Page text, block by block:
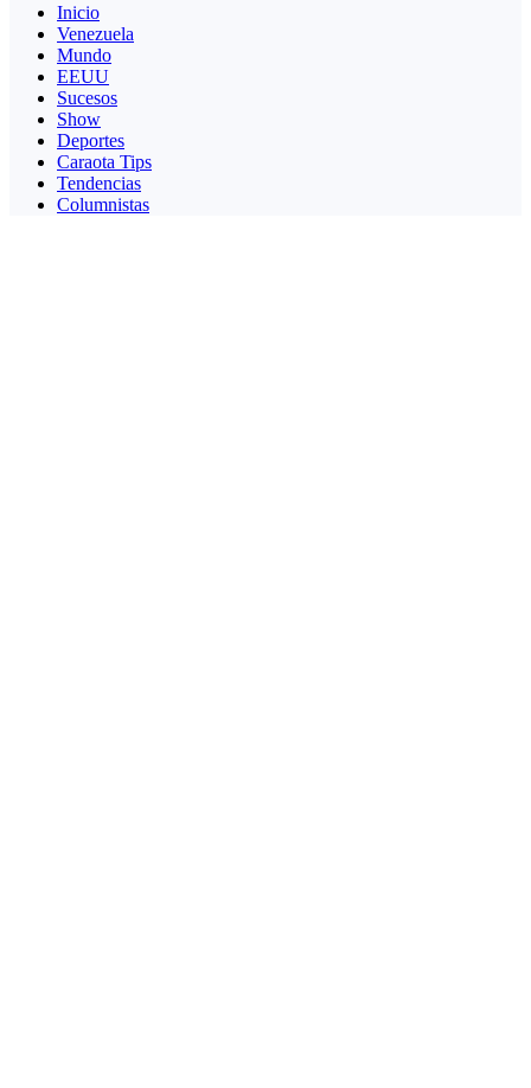
Inicio
Venezuela
Mundo
EEUU
Sucesos
Show
Deportes
Caraota Tips
Tendencias
Columnistas